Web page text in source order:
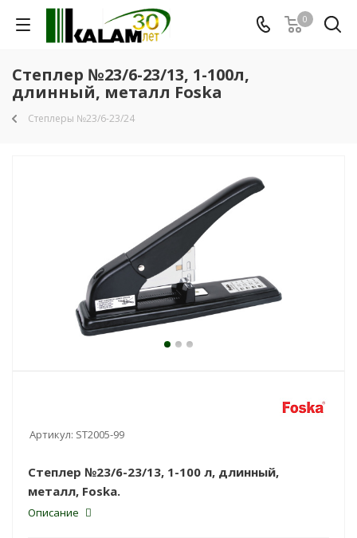
0
Степлер №23/6-23/13, 1-100л,
длинный, металл Foska
Степлеры №23/6-23/24
Артикул: ST2005-99
Степлер №23/6-23/13, 1-100 л, длинный,
металл, Foska.
Описание